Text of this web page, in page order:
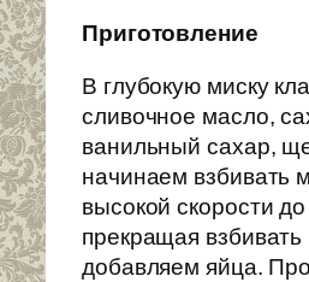
Приготовление
В глубокую миску
сливочное масло,
ванильный сахар,
начинаем взбивать
высокой скорости
прекращая взбивать
добавляем яйца.